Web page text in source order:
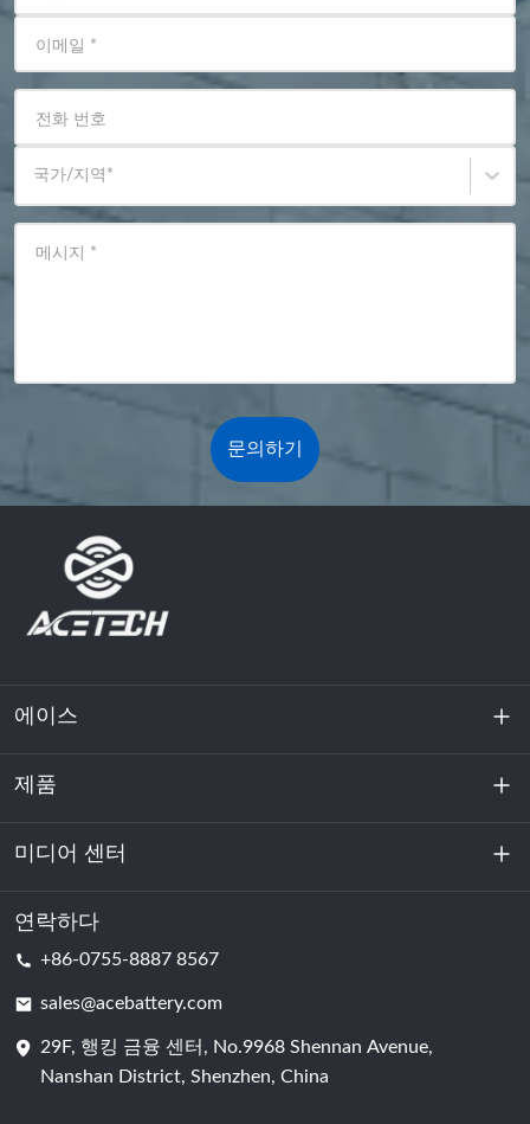
이메일 *
전화 번호
국가/지역 *
메시지 *
문의하기
에이스
회사 소개
지속 가능성
제품
에너지 저장
데이터센터 및 서버실
배터리 셀
미디어 센터
소식
연락하다
+86-0755-8887 8567
sales@acebattery.com
29F, 행킹 금융 센터, No.9968 Shennan Avenue,
Nanshan District, Shenzhen, China